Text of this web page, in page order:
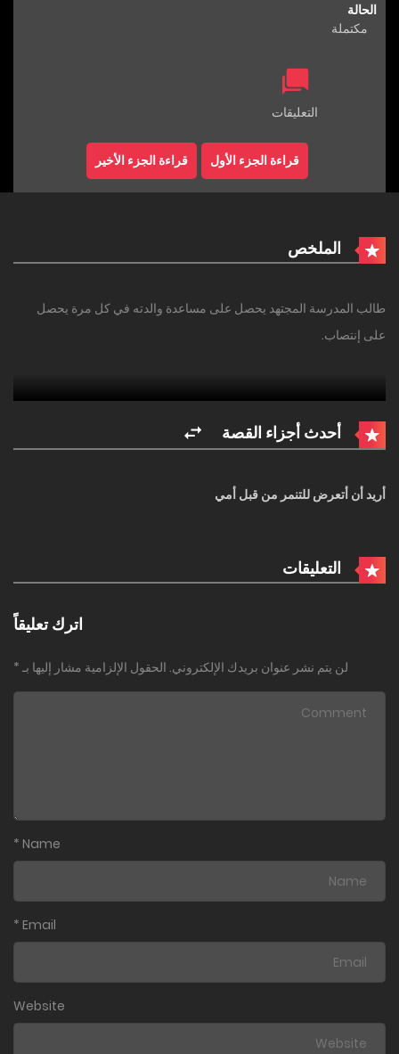
الحالة
مكتملة
التعليقات
قراءة الجزء الأول قراءة الجزء الأخير
الملخص
طالب المدرسة المجتهد يحصل على مساعدة والدته في كل مرة يحصل
على إنتصاب.
أحدث أجزاء القصة
أريد أن أتعرض للتنمر من قبل أمي
التعليقات
اترك تعليقاً
لن يتم نشر عنوان بريدك الإلكتروني. الحقول الإلزامية مشار إليها بـ *
Name
*
Email
*
Website